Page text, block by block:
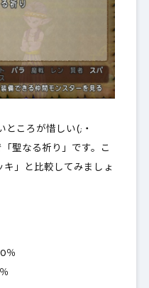
ところが惜しい(;・
「聖なる祈り」です。こ
」と比較してみましょ
％